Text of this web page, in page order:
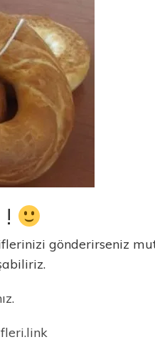
gönderirseniz